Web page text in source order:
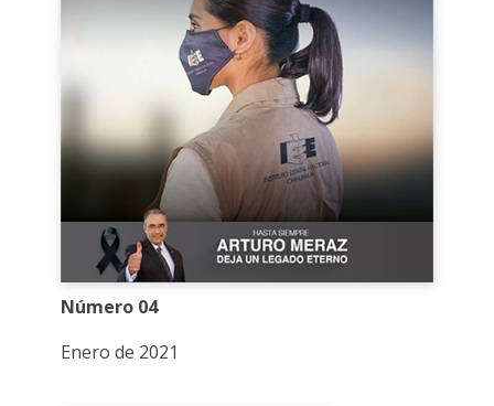
Número 04
Enero de 2021